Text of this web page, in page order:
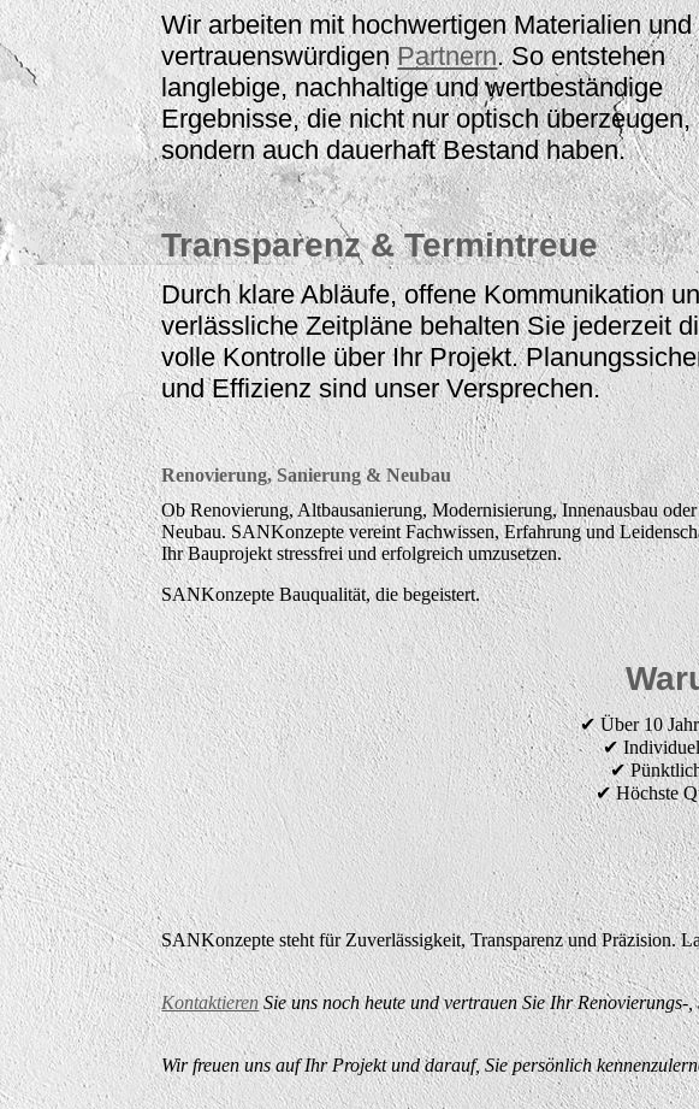
Wir arbeiten mit hochwertigen Materialien und
vertrauenswürdigenPartnern. So entstehen
langlebige, nachhaltige und wertbeständige
Ergebnisse, die nicht nur optisch überzeugen,
sondern auch dauerhaft Bestand haben.
Transparenz & Termintreue
Durch klare Abläufe, offene Kommunikation
verlässliche Zeitpläne behalten Sie jederzeit
volle Kontrolle über Ihr Projekt.
und Effizienz sind unser Versprechen.
Renovierung, Sanierung & Neubau
Ob Renovierung, Altbausanierung, Modernisierung, Innenausbau oder
Neubau. SANKonzepte vereint Fachwissen, Erfahrung und
Ihr Bauprojekt stressfrei und erfolgreich umzusetzen.
SANKonzepte Bauqualität, die begeistert.
✔ Über 10
✔
✔
✔ Höchste
SANKonzepte steht für Zuverlässigkeit, Transparenz und Präzision.
KontaktierenSie uns noch heute und vertrauen Sie Ihr
Wir freuen uns auf Ihr Projekt und darauf, Sie persönlich